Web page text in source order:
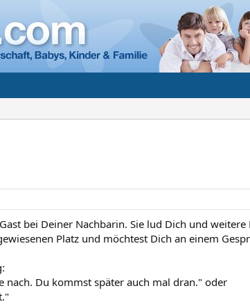
bei Deiner Nachbarin. Sie lud Dich und weitere
Platz und möchtest Dich an einem
nach. Du kommst später auch mal dran." oder